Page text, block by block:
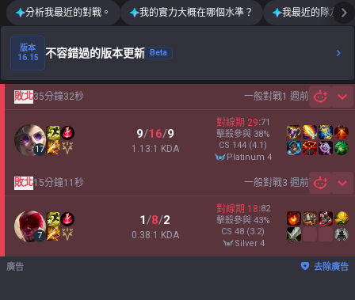
分析我最近的對戰。 我的實力大概在哪個水準？ 我最近的隊友運
版本
16.15
不容錯過的版本更新 Beta
一般對戰1 週前
敗北35分鐘32秒
17
9/16/9
1.13:1 KDA
對線期 29:71
擊殺參與 38%
CS 144 (4.1)
platinum 4
一般對戰3 週前
敗北15分鐘11秒
7
1/8/2
0.38:1 KDA
對線期 18:82
擊殺參與 43%
CS 48 (3.2)
silver 4
廣告 去除廣告